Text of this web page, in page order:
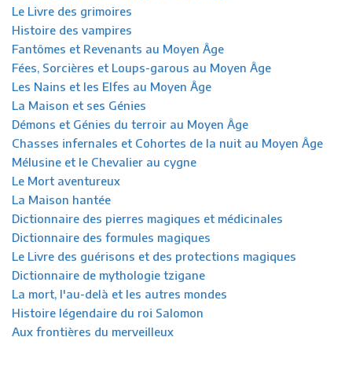
Le Livre des grimoires
Histoire des vampires
Fantômes et Revenants au Moyen Âge
Fées, Sorcières et Loups-garous au Moyen Âge
Les Nains et les Elfes au Moyen Âge
La Maison et ses Génies
Démons et Génies du terroir au Moyen Âge
Chasses infernales et Cohortes de la nuit au Moyen Âge
Mélusine et le Chevalier au cygne
Le Mort aventureux
La Maison hantée
Dictionnaire des pierres magiques et médicinales
Dictionnaire des formules magiques
Le Livre des guérisons et des protections magiques
Dictionnaire de mythologie tzigane
La mort, l'au-delà et les autres mondes
Histoire légendaire du roi Salomon
Aux frontières du merveilleux